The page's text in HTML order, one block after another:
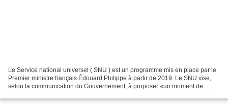
Le Service national universel ( SNU ) est un programme mis en place par le
Premier ministre français Édouard Philippe à partir de 2019. Le SNU vise,
selon la communication du Gouvernement, à proposer «un moment de